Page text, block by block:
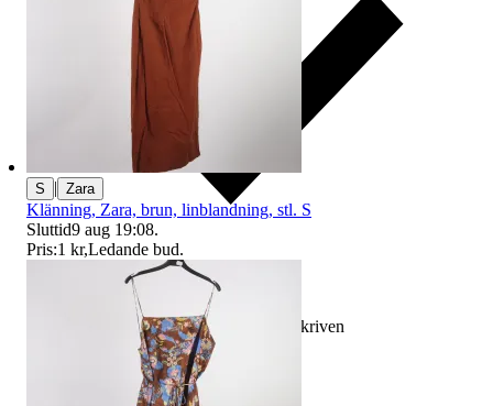
Ersättning om varan inte är som beskriven
S | Zara
Klänning, Zara, brun, linblandning, stl. S
Sluttid9 aug 19:08.
Pris:1 kr,Ledande bud.